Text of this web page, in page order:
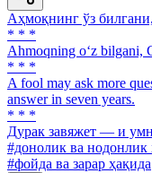
Аҳмоқнинг ўз
* * *
Ahmoqning o‘z bilgani,
* * *
A fool may ask more
answer in seven years.
* * *
Дурак завяжет — и
#донолик ва нодонлик
#фойда ва зарар ҳақида